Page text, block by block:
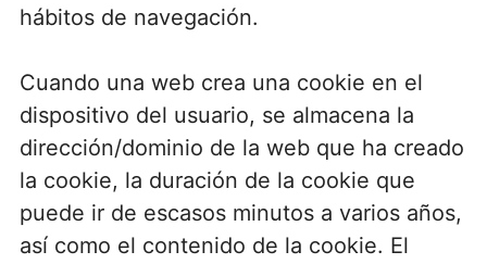
hábitos de navegación.
Cuando una web crea una cookie en el
dispositivo del usuario, se almacena la
dirección/dominio de la web que ha creado
la cookie, la duración de la cookie que
puede ir de escasos minutos a varios años,
así como el contenido de la cookie. El